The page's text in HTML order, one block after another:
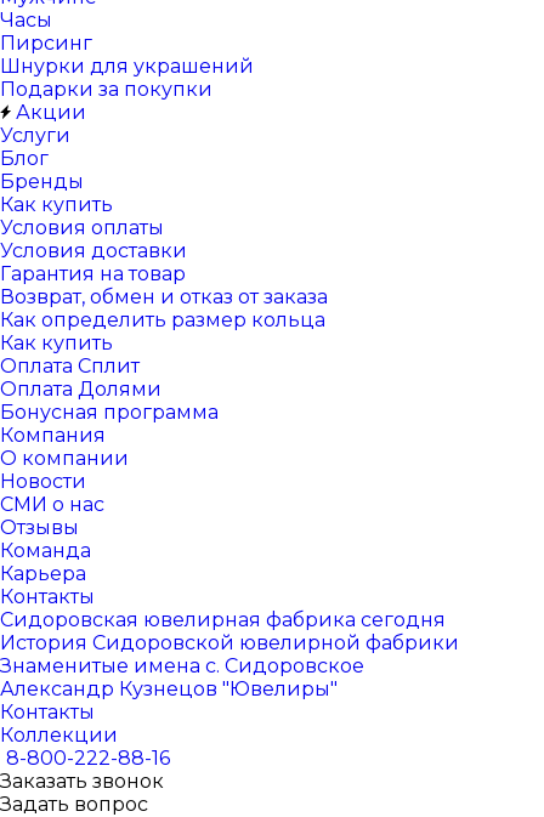
Часы
Пирсинг
Шнурки для украшений
Подарки за покупки
Акции
Услуги
Блог
Бренды
Как купить
Условия оплаты
Условия доставки
Гарантия на товар
Возврат, обмен и отказ от заказа
Как определить размер кольца
Как купить
Оплата Сплит
Оплата Долями
Бонусная программа
Компания
О компании
Новости
СМИ о нас
Отзывы
Команда
Карьера
Контакты
Сидоровская ювелирная фабрика сегодня
История Сидоровской ювелирной фабрики
Знаменитые имена с. Сидоровское
Александр Кузнецов "Ювелиры"
Контакты
Коллекции
8-800-222-88-16
Заказать звонок
Задать вопрос